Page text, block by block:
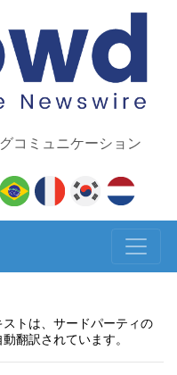
コミュニケーション
トは、サードパーティの
翻訳されています。